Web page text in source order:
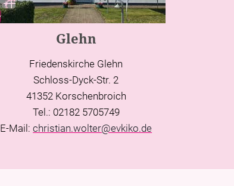
Glehn
Friedenskirche Glehn
Schloss-Dyck-Str. 2
41352 Korschenbroich
Tel.: 02182 5705749
E-Mail:christian.wolter@evkiko.de